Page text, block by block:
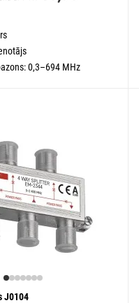
0,3–694 MHz
J0104